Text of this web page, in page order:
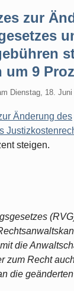
zur
um 9
Dienstag, 18. Juni
Änderung des
steigen.
die
zum Recht
die